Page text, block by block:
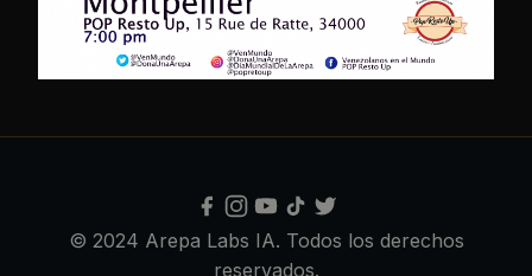
© 2024 Arepa Labs IA. Todos los derechos
reservados.